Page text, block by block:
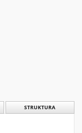
STRUKTURA